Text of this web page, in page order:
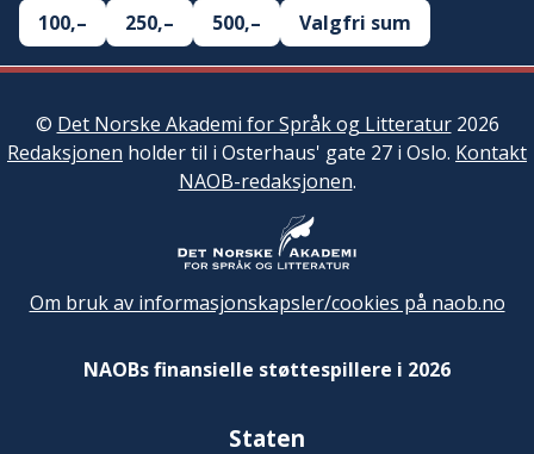
100,–
250,– 500,– Valgfri sum
© Det Norske Akademi for Språk og Litteratur2026
Redaksjonen holder til i Osterhaus' gate 27 i Oslo. Kontakt
NAOB-redaksjonen.
Om bruk av informasjonskapsler/cookies på naob.no
NAOBs finansielle støttespillere i 2026
Staten